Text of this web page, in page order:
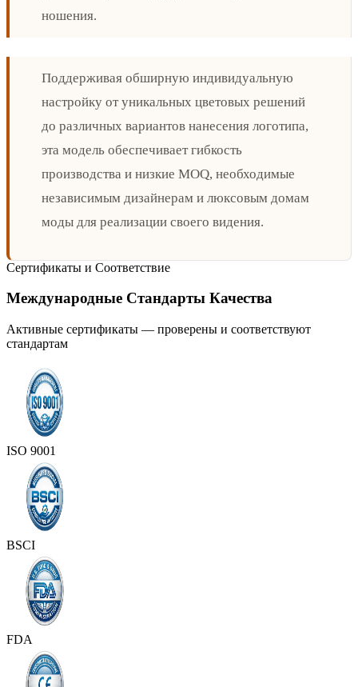
ношения.
Поддерживая обширную индивидуальную
настройку от уникальных цветовых решений
до различных вариантов нанесения логотипа,
эта модель обеспечивает гибкость
производства и низкие MOQ, необходимые
независимым дизайнерам и люксовым домам
моды для реализации своего видения.
Сертификаты и Соответствие
Международные Стандарты Качества
Активные сертификаты — проверены и соответствуют
стандартам
ISO 9001
BSCI
FDA